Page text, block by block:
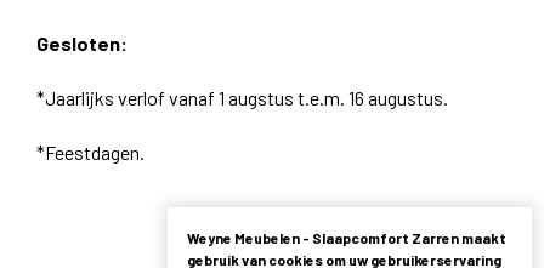
Gesloten:
*Jaarlijks verlof vanaf 1 augstus t.e.m. 16 augustus.
*Feestdagen.
Weyne Meubelen - Slaapcomfort Zarren maakt
gebruik van cookies om uw gebruikerservaring